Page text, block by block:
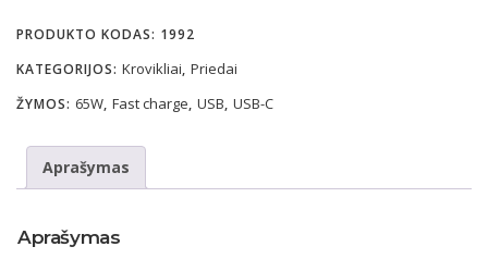
PRODUKTO KODAS: 1992
KATEGORIJOS: Krovikliai, Priedai
ŽYMOS: 65W, Fast charge, USB, USB-C
Aprašymas
Aprašymas